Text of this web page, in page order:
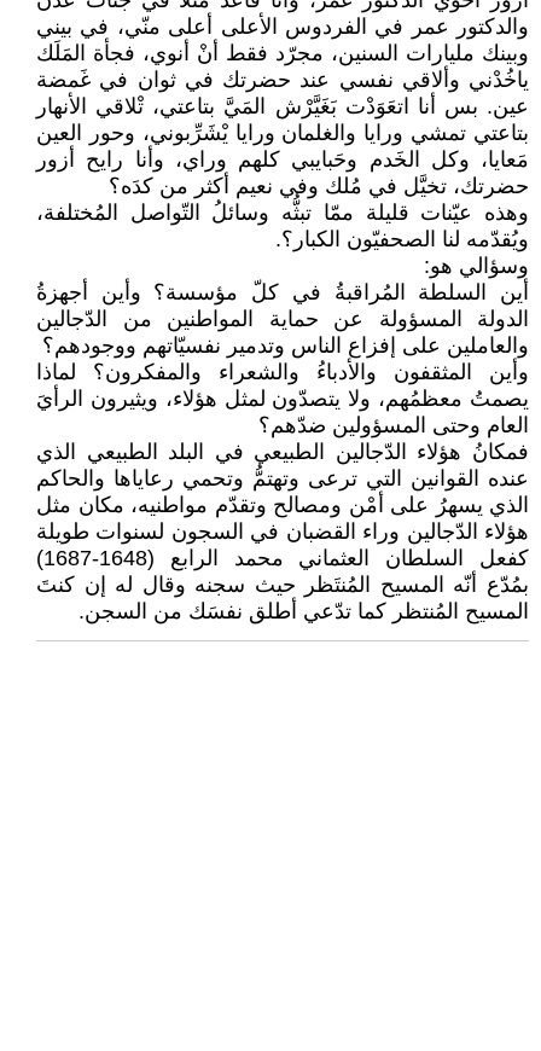
والدكتور عمر في الفردوس الأعلى أعلى منّي، في بيني
وبينك مليارات السنين، مجرّد فقط أنْ أنوي، فجأة المَلَك
ياخُدْني وألاقي نفسي عند حضرتك في ثوان في غَمضة
عين. بس أنا اتعَوَدْت بَغَيَّرْش المَيَّ بتاعتي، تْلاقي الأنهار
بتاعتي تمشي ورايا والغلمان ورايا يْشَرِّبوني، وحور العين
مَعايا، وكل الخَدم وحَبايبي كلهم وراي، وأنا رايح أزور
حضرتك، تخيَّل في مُلك وفي نعيم أكثر من كدَه؟
وهذه عيّنات قليلة ممّا تبثُّه وسائلُ التّواصل المُختلفة،
ويُقدّمه لنا الصحفيّون الكبار؟.
وسؤالي هو:
أين السلطة المُراقبةُ في كلّ مؤسسة؟ وأين أجهزةُ
الدولة المسؤولة عن حماية المواطنين من الدّجالين
والعاملين على إفزاع الناس وتدمير نفسيّاتهم ووجودهم؟
وأين المثقفون والأدباءُ والشعراء والمفكرون؟ لماذا
يصمتُ معظمُهم، ولا يتصدّون لمثل هؤلاء، ويثيرون الرأيَ
العام وحتى المسؤولين ضدّهم؟
فمكانُ هؤلاء الدّجالين الطبيعي في البلد الطبيعي الذي
عنده القوانين التي ترعى وتهتمُّ وتحمي رعاياها والحاكم
الذي يسهرُ على أمْن ومصالح وتقدّم مواطنيه، مكان مثل
هؤلاء الدّجالين وراء القضبان في السجون لسنوات طويلة
كفعل السلطان العثماني محمد الرابع (1648-1687)
بمُدّع أنّه المسيح المُنتَظر حيث سجنه وقال له إن كنتَ
المسيح المُنتظر كما تدّعي أطلق نفسَك من السجن.